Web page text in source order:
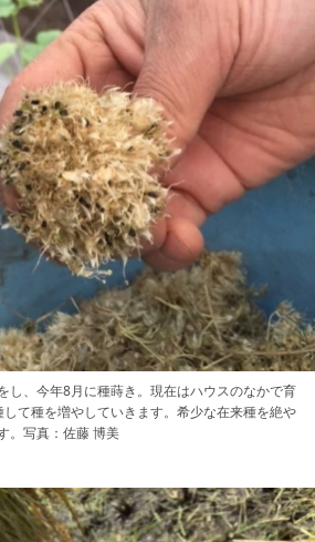
し、今年8月に種蒔き。現在はハウスのなかで育
て種を増やしていきます。希少な在来種を絶や
。写真：佐藤 博美